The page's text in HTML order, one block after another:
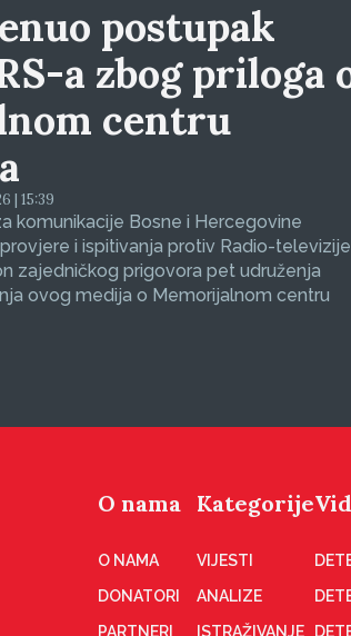
postupak
a zbog priloga
centru
| 15:39
komunikacije Bosne i Hercegovine
i ispitivanja protiv Radio-televizije
zajedničkog prigovora pet udruženja
ovog medija o Memorijalnom centru
O nama
O NAMA
DONATORI
PARTNERI
Kategorije
VIJESTI
ANALIZE
ISTRAŽIVANJE